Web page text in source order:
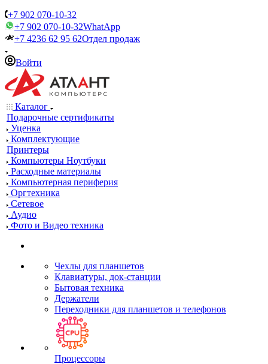
+7 902 070-10-32
+7 902 070-10-32WhatApp
+7 4236 62 95 62Отдел продаж
Войти
Каталог
Подарочные сертификаты
Уценка
Комплектующие
Принтеры
Компьютеры Ноутбуки
Расходные материалы
Компьютерная периферия
Оргтехника
Сетевое
Аудио
Фото и Видео техника
Чехлы для планшетов
Клавиатуры, док-станции
Бытовая техника
Держатели
Переходники для планшетов и телефонов
Процессоры